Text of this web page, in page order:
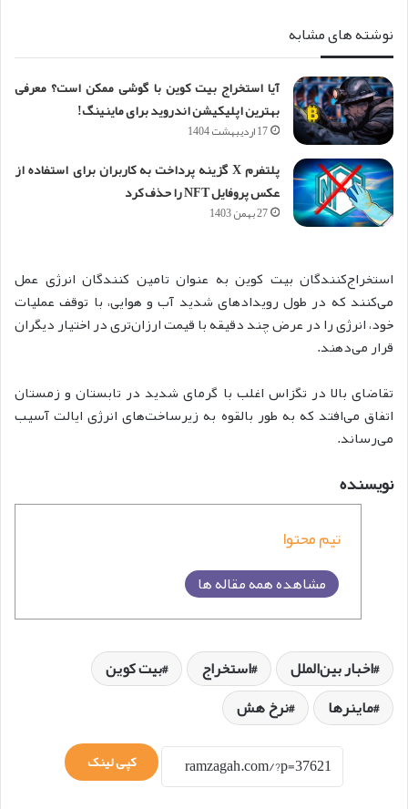
نوشته های مشابه
آیا استخراج بیت کوین با گوشی ممکن است؟ معرفی
بهترین اپلیکیشن اندروید برای ماینینگ!
17 اردیبهشت 1404
پلتفرم X گزینه پرداخت به کاربران برای استفاده از
عکس پروفایل NFT را حذف کرد
27 بهمن 1403
استخراج‌کنندگان بیت کوین به عنوان تامین کنندگان انرژی عمل
می‌کنند که در طول رویدادهای شدید آب و هوایی، با توقف عملیات
خود، انرژی را در عرض چند دقیقه با قیمت ارزا‌ن‌تری در اختیار دیگران
قرار می‌دهند.
تقاضای بالا در تگزاس اغلب با گرمای شدید در تابستان و زمستان
اتفاق می‌افتد که به طور بالقوه به زیرساخت‌های انرژی ایالت آسیب
می‌رساند.
نویسنده
تیم محتوا
مشاهده همه مقاله ها
اخبار بین‌الملل استخراج
بیت کوین
ماینرها
نرخ هش
کپی لینک